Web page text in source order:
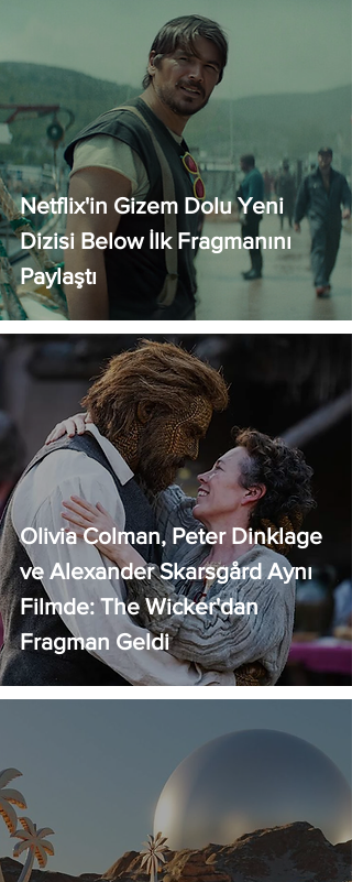
Netflix'in Gizem Dolu Yeni
Dizisi Below İlk Fragmanını
Paylaştı
Olivia Colman, Peter Dinklage
ve Alexander Skarsgård Aynı
Filmde: The Wicker'dan
Fragman Geldi